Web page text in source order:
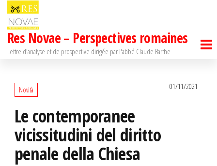
Passer
contenu
Res Novae – Perspectives romaines
Lettre d'analyse et de prospective dirigée par l'abbé Claude Barthe
Novità 01/11/2021
Le contemporanee
vicissitudini del diritto
penale della Chiesa